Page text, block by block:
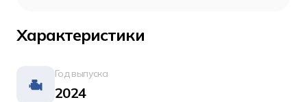
Характеристики
Год выпуска
2024